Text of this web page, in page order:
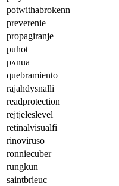
potwithabrokenn
preverenie
propagiranje
puhot
pʌnua
quebramiento
rajahdysnalli
readprotection
rejtjeleslevel
retinalvisualfi
rinoviruso
ronniecuber
rungkun
saintbrieuc